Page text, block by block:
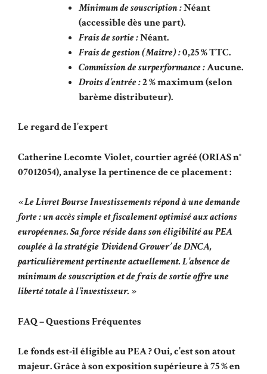
Minimum de souscription :Néant
(accessible dès une part).
Frais de sortie :Néant.
Frais de gestion (Maître) :0,25 % TTC.
Commission de surperformance :Aucune.
Droits d’entrée :2 % maximum (selon
barème distributeur).
Le regard de l’expert
Catherine Lecomte Violet, courtier agréé (ORIAS n°
07012054), analyse la pertinence de ce placement :
« Le Livret Bourse Investissements répond à une demande
forte : un accès simple et fiscalement optimisé aux actions
européennes. Sa force réside dans son éligibilité au PEA
couplée à la stratégie ‘Dividend Grower’ de DNCA,
particulièrement pertinente actuellement. L’absence de
minimum de souscription et de frais de sortie offre une
liberté totale à l’investisseur. »
FAQ – Questions Fréquentes
Le fonds est-il éligible au PEA ? Oui, c’est son atout
majeur. Grâce à son exposition supérieure à 75 % en